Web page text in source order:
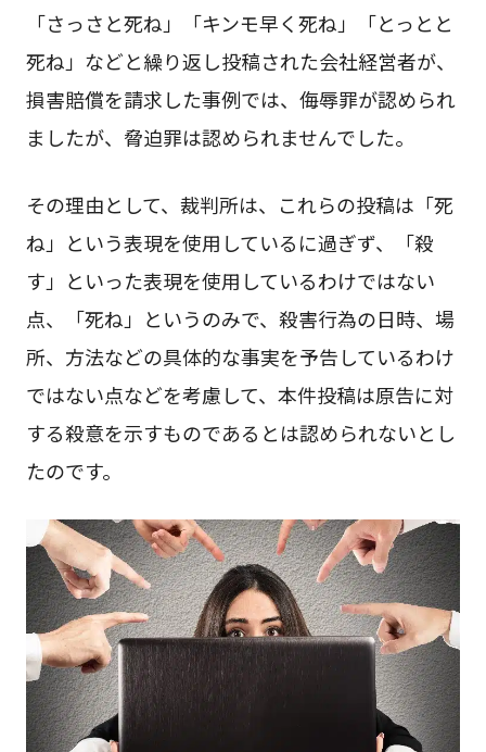
「さっさと死ね」「キンモ早く死ね」「とっとと
死ね」などと繰り返し投稿された会社経営者が、
損害賠償を請求した事例では、侮辱罪が認められ
ましたが、脅迫罪は認められませんでした。
その理由として、裁判所は、これらの投稿は「死
ね」という表現を使用しているに過ぎず、「殺
す」といった表現を使用しているわけではない
点、「死ね」というのみで、殺害行為の日時、場
所、方法などの具体的な事実を予告しているわけ
ではない点などを考慮して、本件投稿は原告に対
する殺意を示すものであるとは認められないとし
たのです。